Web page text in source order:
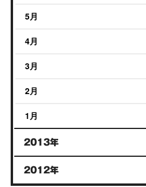
5月
4月
3月
2月
1月
2013年
2012年